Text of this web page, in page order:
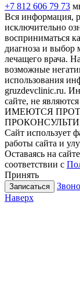
+7 812 606 79 73
Вся информация,
исключительно
восприниматься
диагноза и выбор
лечащего врача.
возможные
использования
gruzdevclinic.ru.
сайте, не
ИМЕЮТСЯ
Сайт использует
работы сайта и
Оставаясь на
соответствии с
Принять
Записаться
Наверх